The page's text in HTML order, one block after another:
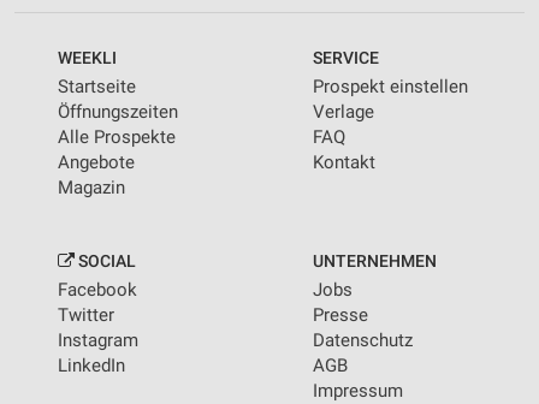
WEEKLI
Startseite
Öffnungszeiten
Alle Prospekte
Angebote
Magazin
SERVICE
Prospekt einstellen
Verlage
FAQ
Kontakt
SOCIAL
Facebook
Twitter
Instagram
LinkedIn
UNTERNEHMEN
Jobs
Presse
Datenschutz
AGB
Impressum